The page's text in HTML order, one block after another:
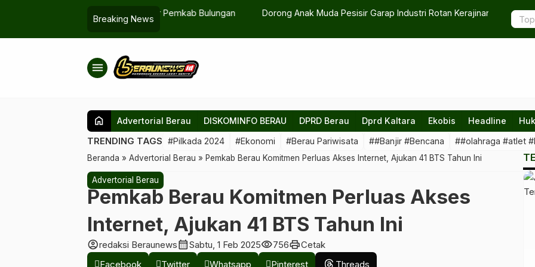
Breaking News
Dorong Anak Muda Pesisir Garap Industri Rotan Kerajinan Lokal Dinilai Berpeluang
Sekda
menu
home Advertorial Berau DISKOMINFO BERAU DPRD Berau Dprd Kaltara Ekobis Headline
TRENDING TAGS #Pilkada 2024 #Ekonomi #Berau Pariwisata ##Banjir #Bencana ##olahraga #atlet
Beranda » Advertorial Berau » Pemkab Berau Komitmen Perluas Akses Internet, Ajukan 41 BTS Tahun Ini
Advertorial Berau
Pemkab Berau Komitmen Perluas Akses
Internet, Ajukan 41 BTS Tahun Ini
account_circleredaksi Beraunewscalendar_monthSabtu, 1 Feb 2025visibility756printCetak
Facebook
Twitter Whatsapp Pinterest Threads